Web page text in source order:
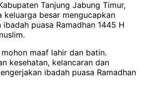
Tanjung Jabung Timur,
keluarga besar mengucapkan
puasa Ramadhan 1445 H
maaf lahir dan batin.
kesehatan, kelancaran dan
ibadah puasa Ramadhan